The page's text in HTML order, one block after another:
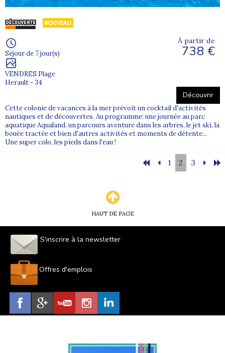
Séjour de 7 jour(s)
VENDRES Plage
Herault - 34
À partir de
738 €
Découvrir
Cette colonie de vacances à la mer prévoit un cocktail d'activités
nautiques et de découvertes. Au programme: une journée au parc
aquatique Aqualand, un parcours aventure dans les arbres, le jet ski, la
bouée tractée et bien d'autres activités et moments de détente...
Une super colo, les pieds dans l'eau !
1 2 3
HAUT DE PAGE
S'inscrire à la newsletter
Offres d'emplois